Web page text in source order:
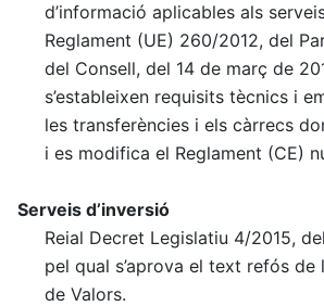
d’informació aplicables als
Reglament (UE) 260/2012, del
del Consell, del 14 de març de
s’estableixen requisits tècnics i
les transferències i els càrrecs
i es modifica el Reglament (CE)
Serveis d’inversió
Reial Decret Legislatiu 4/2015,
pel qual s’aprova el text refós de
de Valors.